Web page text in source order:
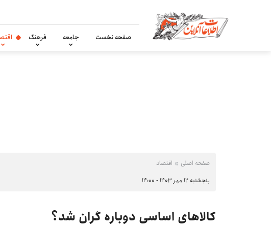
صفحه نخست جامعه فرهنگ
صفحه اصلی اقتصاد
پنجشنبه ۱۲ مهر ۱۴۰۳ - ۱۴:۰۰
کالاهای اساسی دوباره گران شد؟